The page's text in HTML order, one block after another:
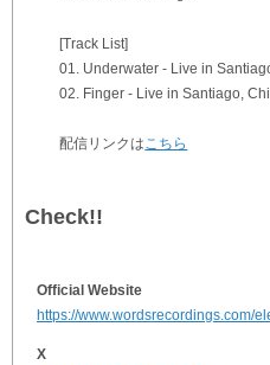
[Track List]
01. Underwater - Live in
02. Finger - Live in Santiago,
配信リンクはこちら
Check!!
Official Website
https://www.wordsrecordings.com/
X